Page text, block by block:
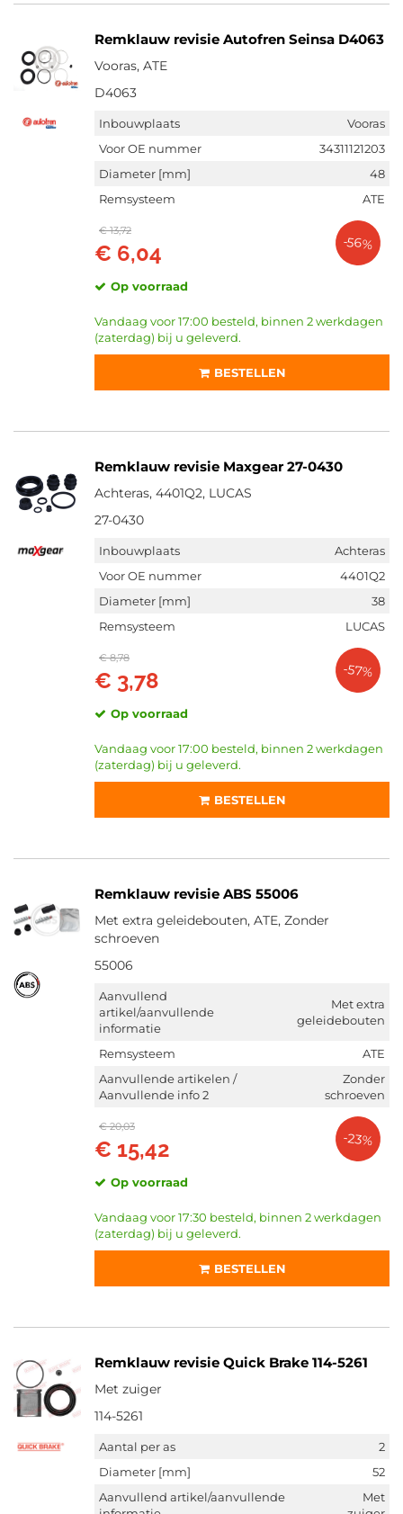
Remklauw revisie Autofren Seinsa D4063
Vooras, ATE
D4063
Inbouwplaats
Vooras
Voor OE nummer
34311121203
Diameter [mm]
48
Remsysteem
ATE
€ 13,72
€ 6,04 -56%
Op voorraad
Vandaag voor 17:00 besteld, binnen 2 werkdagen
(zaterdag) bij u geleverd.
BESTELLEN
Remklauw revisie Maxgear 27-0430
Achteras, 4401Q2, LUCAS
27-0430
Inbouwplaats
Achteras
Voor OE nummer
4401Q2
Diameter [mm]
38
Remsysteem
LUCAS
€ 8,78
€ 3,78 -57%
Op voorraad
Vandaag voor 17:00 besteld, binnen 2 werkdagen
(zaterdag) bij u geleverd.
BESTELLEN
Remklauw revisie ABS 55006
Met extra geleidebouten, ATE, Zonder
schroeven
55006
Aanvullend
artikel/aanvullende
informatie
Met extra
geleidebouten
Remsysteem
ATE
Aanvullende artikelen /
Aanvullende info 2
Zonder
schroeven
€ 20,03
€ 15,42 -23%
Op voorraad
Vandaag voor 17:30 besteld, binnen 2 werkdagen
(zaterdag) bij u geleverd.
BESTELLEN
Remklauw revisie Quick Brake 114-5261
Met zuiger
114-5261
Aantal per as
2
Diameter [mm]
52
Aanvullend artikel/aanvullende
Met